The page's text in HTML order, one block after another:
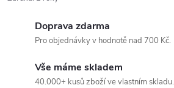
Doprava zdarma
Pro objednávky v hodnotě nad 700 Kč.
Vše máme skladem
40.000+ kusů zboží ve vlastním skladu.